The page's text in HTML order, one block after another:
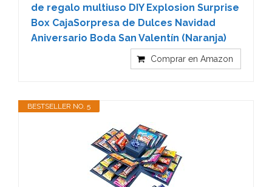
de regalo multiuso DIY Explosion Surprise
Box CajaSorpresa de Dulces Navidad
Aniversario Boda San Valentín (Naranja)
Comprar en Amazon
BESTSELLER NO. 5